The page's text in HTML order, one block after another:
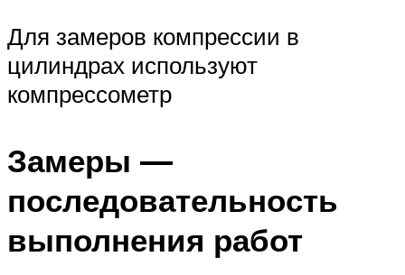
Для замеров компрессии в
цилиндрах используют
компрессометр
Замеры —
последовательность
выполнения работ